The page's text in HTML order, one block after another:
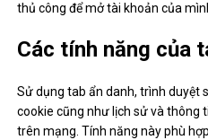
thủ công để mở tài khoản của
Các tính năng của
Sử dụng tab ẩn danh, trình duyệt
cookie cũng như lịch sử và thông
trên mạng. Tính năng này phù